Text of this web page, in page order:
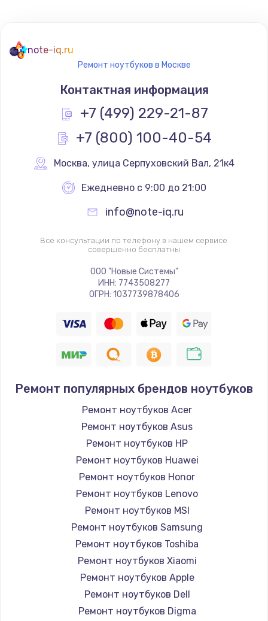
note-iq.ru
Ремонт ноутбуков в Москве
Контактная информация
+7 (499) 229-21-87
+7 (800) 100-40-54
Москва, улица Серпуховский Вал, 21к4
Ежедневно с 9:00 до 21:00
info@note-iq.ru
Все консультации по телефону в нашем сервисе
совершенно бесплатны
ООО "Новые Системы"
ИНН: 7743508277
ОГРН: 1037739878406
Ремонт популярных брендов ноутбуков
Ремонт ноутбуков Acer
Ремонт ноутбуков Asus
Ремонт ноутбуков HP
Ремонт ноутбуков Huawei
Ремонт ноутбуков Honor
Ремонт ноутбуков Lenovo
Ремонт ноутбуков MSI
Ремонт ноутбуков Samsung
Ремонт ноутбуков Toshiba
Ремонт ноутбуков Xiaomi
Ремонт ноутбуков Apple
Ремонт ноутбуков Dell
Ремонт ноутбуков Digma